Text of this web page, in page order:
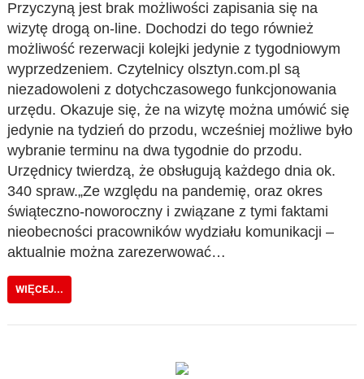
Przyczyną jest brak możliwości zapisania się na
wizytę drogą on-line. Dochodzi do tego również
możliwość rezerwacji kolejki jedynie z tygodniowym
wyprzedzeniem. Czytelnicy olsztyn.com.pl są
niezadowoleni z dotychczasowego funkcjonowania
urzędu. Okazuje się, że na wizytę można umówić się
jedynie na tydzień do przodu, wcześniej możliwe było
wybranie terminu na dwa tygodnie do przodu.
Urzędnicy twierdzą, że obsługują każdego dnia ok.
340 spraw.„Ze względu na pandemię, oraz okres
świąteczno-noworoczny i związane z tymi faktami
nieobecności pracowników wydziału komunikacji –
aktualnie można zarezerwować…
WIĘCEJ...